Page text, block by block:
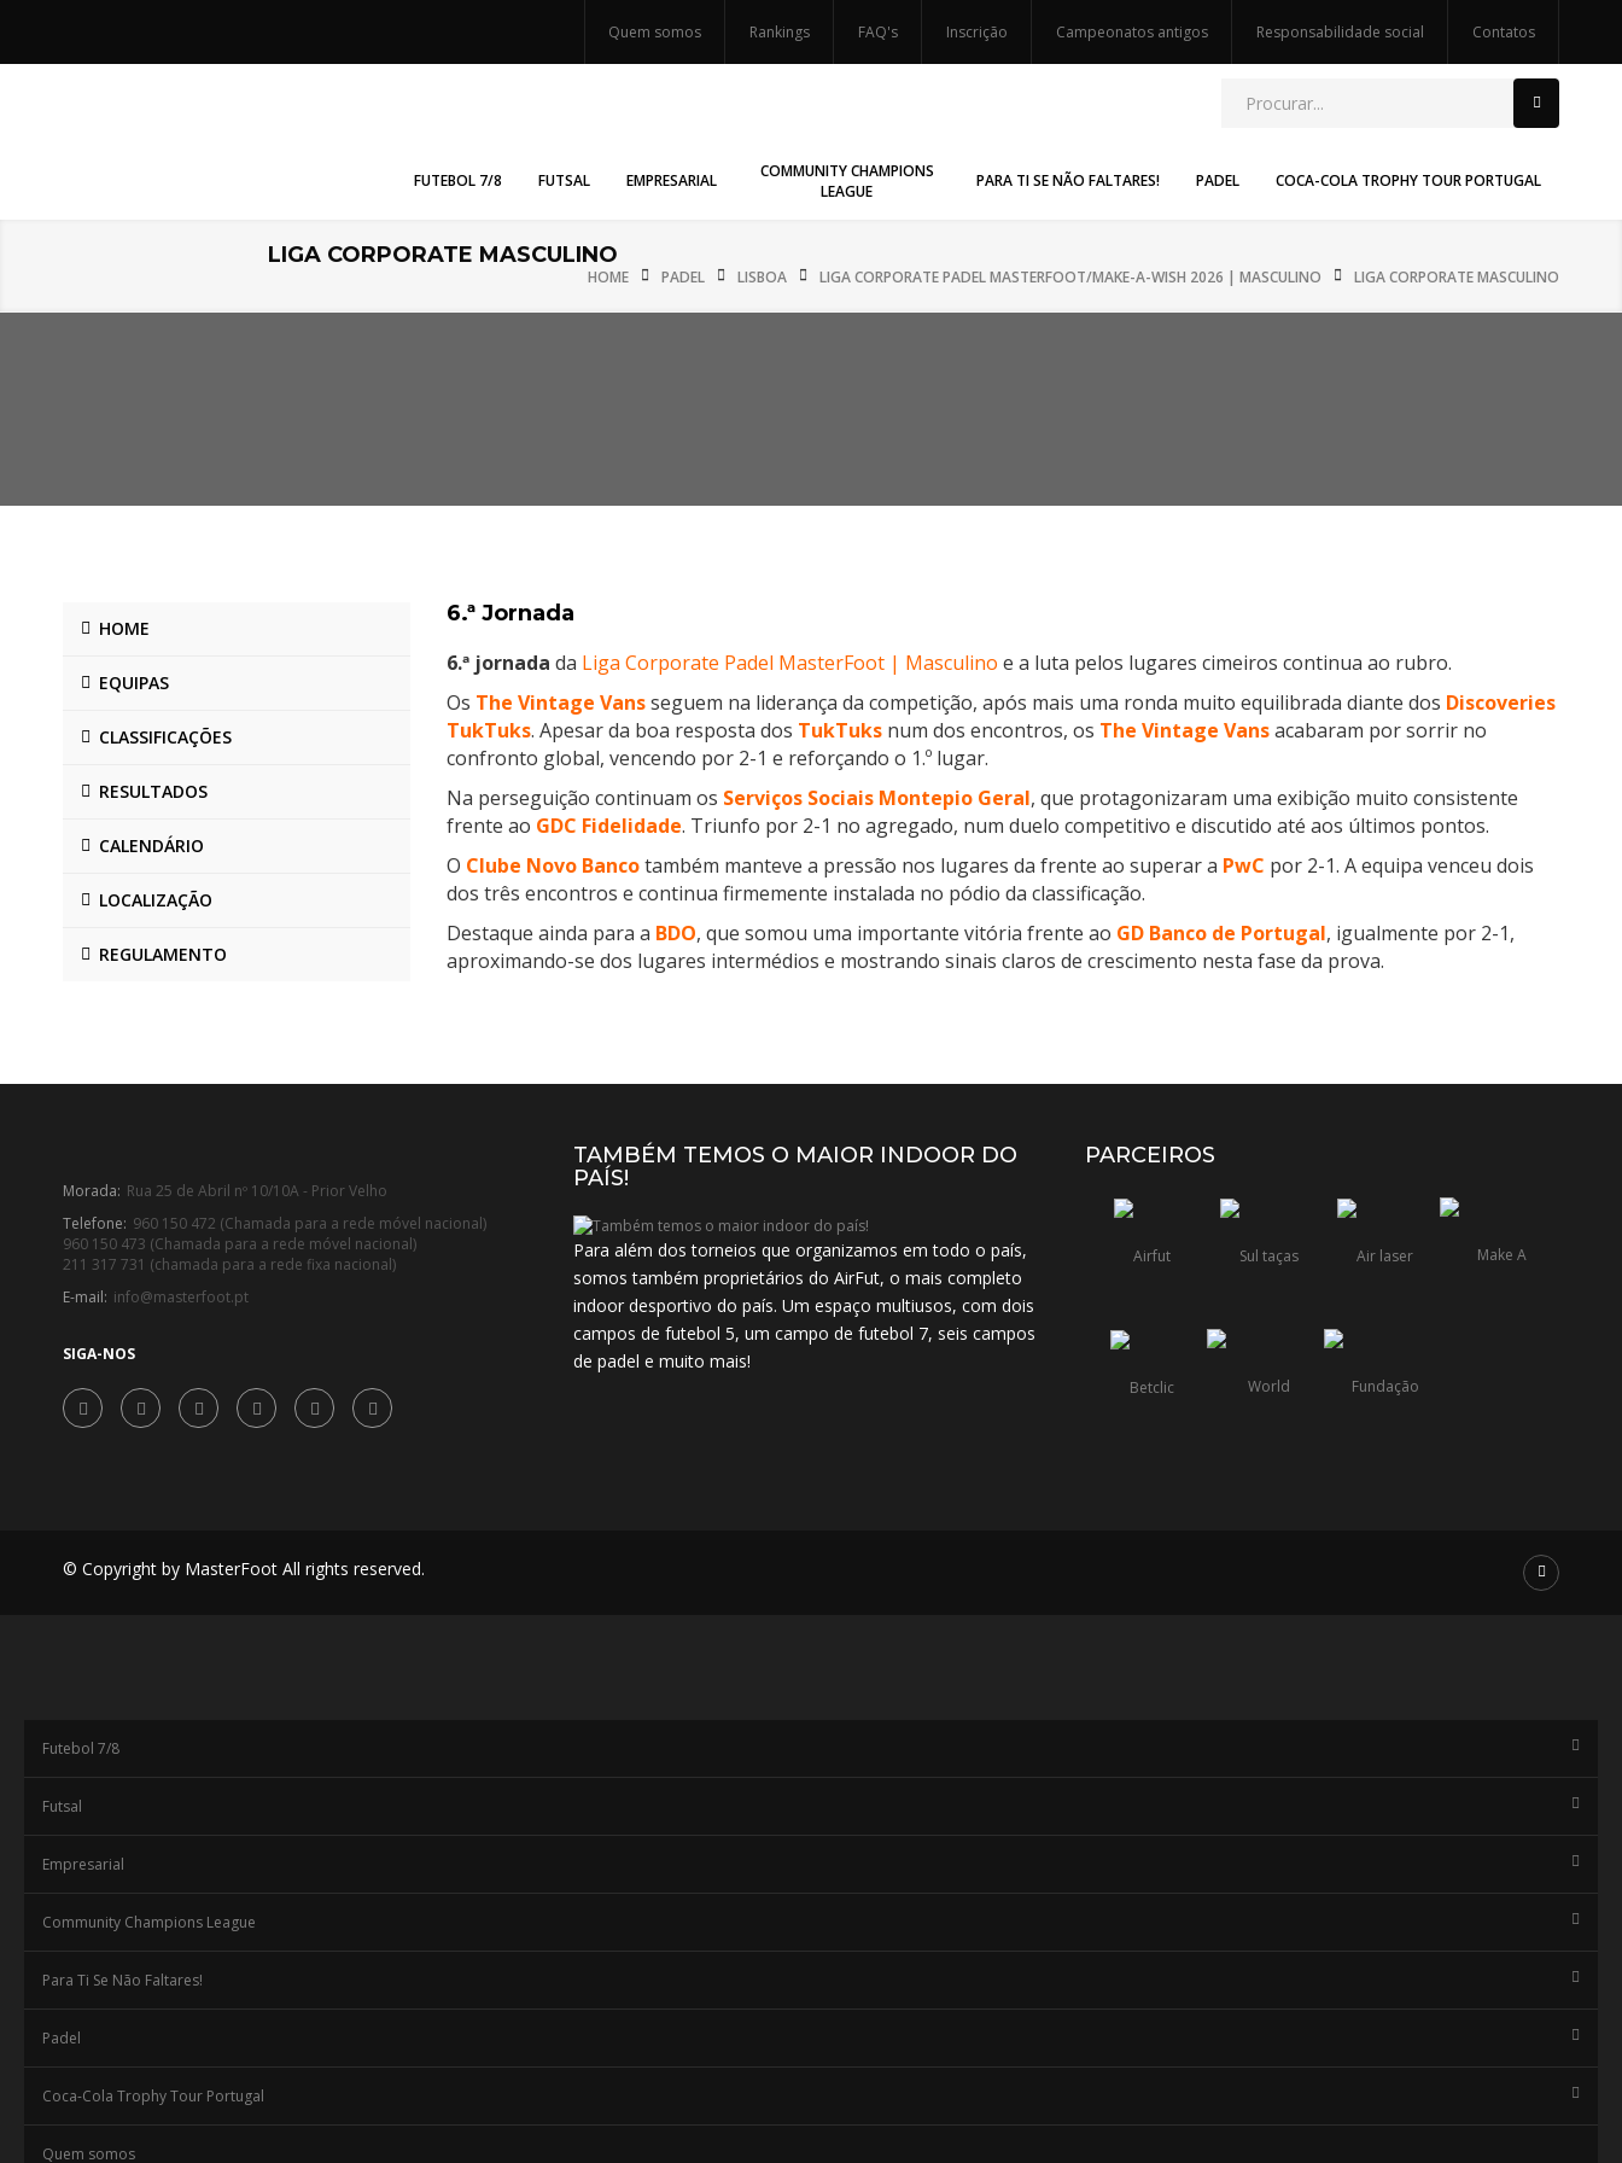
Quem somos Rankings FAQ's Inscrição Campeonatos antigos Responsabilidade social Contatos
FUTEBOL 7/8 FUTSAL EMPRESARIAL
COMMUNITY CHAMPIONS
LEAGUE
PARA TI SE NÃO FALTARES! PADEL COCA-COLA TROPHY TOUR PORTUGAL
LIGA CORPORATE MASCULINO
HOME PADEL LISBOA LIGA CORPORATE PADEL MASTERFOOT/MAKE-A-WISH 2026 | MASCULINO LIGA CORPORATE MASCULINO
HOME
EQUIPAS
CLASSIFICAÇÕES
RESULTADOS
CALENDÁRIO
LOCALIZAÇÃO
REGULAMENTO
6.ª Jornada
6.ª jornada da Liga Corporate Padel MasterFoot | Masculino e a luta pelos lugares cimeiros continua ao rubro.
Os The Vintage Vansseguem na liderança da competição, após mais uma ronda muito equilibrada diante dos Discoveries
TukTuks. Apesar da boa resposta dos TukTuks num dos encontros, os The Vintage Vansacabaram por sorrir no
confronto global, vencendo por 2-1 e reforçando o 1.º lugar.
Na perseguição continuam os Serviços Sociais Montepio Geral, que protagonizaram uma exibição muito consistente
frente ao GDC Fidelidade. Triunfo por 2-1 no agregado, num duelo competitivo e discutido até aos últimos pontos.
O Clube Novo Bancotambém manteve a pressão nos lugares da frente ao superar a PwC por 2-1. A equipa venceu dois
dos três encontros e continua firmemente instalada no pódio da classificação.
Destaque ainda para a BDO, que somou uma importante vitória frente ao GD Banco de Portugal, igualmente por 2-1,
aproximando-se dos lugares intermédios e mostrando sinais claros de crescimento nesta fase da prova.
Morada: Rua 25 de Abril nº 10/10A - Prior Velho
Telefone: 960 150 472 (Chamada para a rede móvel nacional)
960 150 473 (Chamada para a rede móvel nacional)
211 317 731 (chamada para a rede fixa nacional)
E-mail: info@masterfoot.pt
SIGA-NOS
TAMBÉM TEMOS O MAIOR INDOOR DO
PAÍS!
Para além dos torneios que organizamos em todo o país,
somos também proprietários do AirFut, o mais completo
indoor desportivo do país. Um espaço multiusos, com dois
campos de futebol 5, um campo de futebol 7, seis campos
de padel e muito mais!
PARCEIROS
© Copyright by MasterFoot All rights reserved.
Futebol 7/8
Futsal
Empresarial
Community Champions League
Para Ti Se Não Faltares!
Padel
Coca-Cola Trophy Tour Portugal
Quem somos